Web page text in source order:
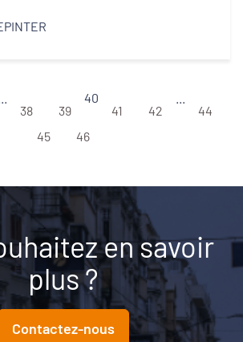
38
39
40
41
42
44
45
46
en savoir
plus ?
Contactez-nous